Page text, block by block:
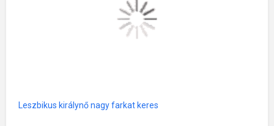
Leszbikus királynő nagy farkat keres